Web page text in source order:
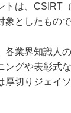
トは、CSIRT
象としたもので
各業界知識人
ングや表彰式
厚切りジェイ